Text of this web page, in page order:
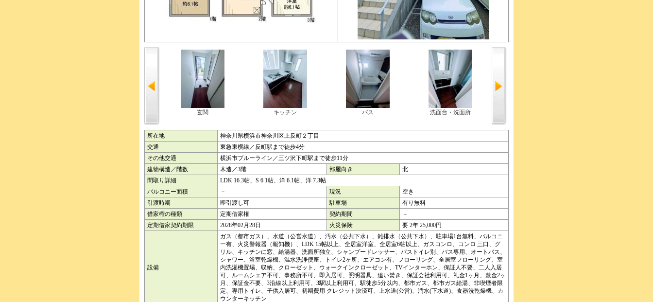
玄関 キッチン バス 洗面台・洗面所
所在地
神奈川県横浜市神奈川区上反町２丁目
交通
東急東横線／反町駅まで徒歩4分
その他交通
横浜市ブルーライン／三ツ沢下町駅まで徒歩11分
建物構造／階数
木造／3階 部屋向き
北
間取り詳細
LDK 16.3帖、S 6.1帖、洋 6.1帖、洋 7.3帖
バルコニー面積
－ 現況
空き
引渡時期
即引渡し可 駐車場
有り無料
借家権の種類
定期借家権 契約期間
－
定期借家契約期限
2028年02月28日 火災保険 要 2年 25,000円
設備
ガス（都市ガス）、水道（公営水道）、汚水（公共下水）、雑排水（公共下水）、駐車場1台無料、バルコニ
ー有、火災警報器（報知機）、LDK 15帖以上、全居室洋室、全居室6帖以上、ガスコンロ、コンロ 三口、グ
リル、キッチンに窓、給湯器、洗面所独立、シャンプードレッサー、バストイレ別、バス専用、オートバス、
シャワー、浴室乾燥機、温水洗浄便座、トイレ2ヶ所、エアコン有、フローリング、全居室フローリング、室
内洗濯機置場、収納、クローゼット、ウォークインクローゼット、TVインターホン、保証人不要、二人入居
可、ルームシェア不可、事務所不可、即入居可、照明器具、追い焚き、保証会社利用可、礼金1ヶ月、敷金2ヶ
月、保証金不要、3沿線以上利用可、3駅以上利用可、駅徒歩5分以内、都市ガス、都市ガス給湯、非喫煙者限
定、専用トイレ、子供入居可、初期費用 クレジット決済可、上水道(公営)、汚水(下水道)、食器洗乾燥機、カ
ウンターキッチン